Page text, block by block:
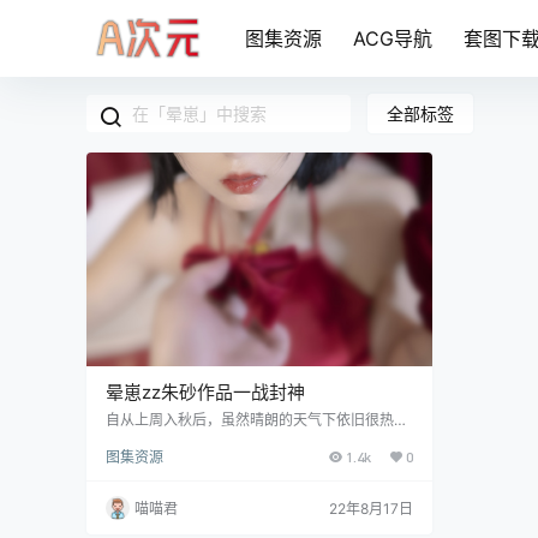
图集资源 ACG导航 套图下
全部标签
晕崽zz朱砂作品一战封神
自从上周入秋后，虽然晴朗的天气下依旧很热，
要给大家介绍的妹子晕崽zz一样，只要你看完她
有很多人没有听过她的名字，实际上她也算的上
小有名气的FL姬，只不过最近发现微博被封了，
图集资源 1.4k 0
喵喵君 22年8月17日